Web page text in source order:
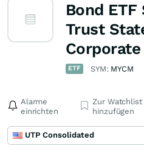
Bond ETF
Trust
Corporate
ETF SYM: MYCM
Alarme
einrichten
Zur Watchlist
hinzufügen
UTP Consolidated